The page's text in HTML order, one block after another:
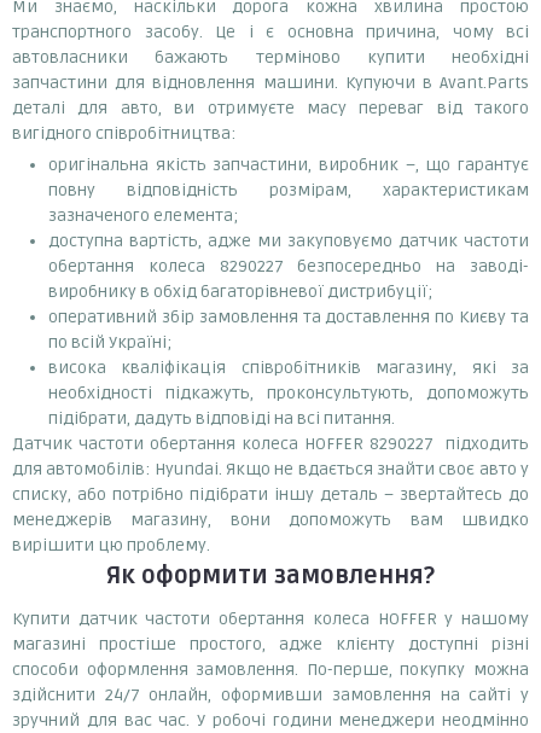
Ми знаємо, наскільки дорога кожна хвилина простою
транспортного засобу. Це і є основна причина, чому всі
автовласники бажають терміново купити необхідні
запчастини для відновлення машини. Купуючи в Avant.Parts
деталі для авто, ви отримуєте масу переваг від такого
вигідного співробітництва:
оригінальна якість запчастини, виробник –, що гарантує
повну відповідність розмірам, характеристикам
зазначеного елемента;
доступна вартість, адже ми закуповуємо датчик частоти
обертання колеса 8290227 безпосередньо на заводі-
виробнику в обхід багаторівневої дистрибуції;
оперативний збір замовлення та доставлення по Києву та
по всій Україні;
висока кваліфікація співробітників магазину, які за
необхідності підкажуть, проконсультують, допоможуть
підібрати, дадуть відповіді на всі питання.
Датчик частоти обертання колеса HOFFER 8290227 підходить
для автомобілів: Hyundai. Якщо не вдається знайти своє авто у
списку, або потрібно підібрати іншу деталь – звертайтесь до
менеджерів магазину, вони допоможуть вам швидко
вирішити цю проблему.
Як оформити замовлення?
Купити датчик частоти обертання колеса HOFFER у нашому
магазині простіше простого, адже клієнту доступні різні
способи оформлення замовлення. По-перше, покупку можна
здійснити 24/7 онлайн, оформивши замовлення на сайті у
зручний для вас час. У робочі години менеджери неодмінно